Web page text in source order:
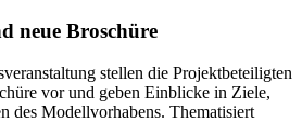
neue Broschüre
stellen die Projektbeteiligten
vor und geben Einblicke in Ziele,
des Modellvorhabens. Thematisiert